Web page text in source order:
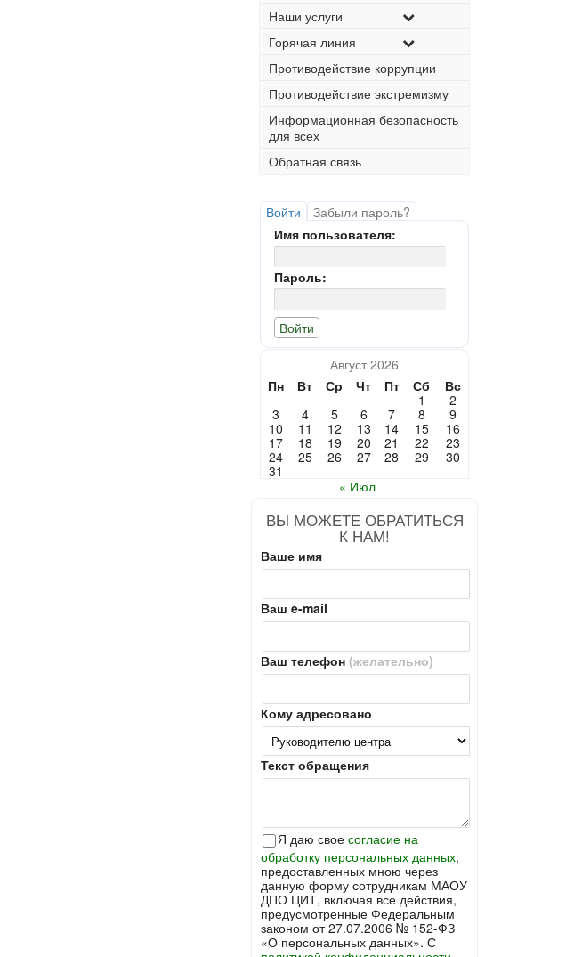
Наши услуги
Горячая линия
Противодействие коррупции
Противодействие экстремизму
Информационная безопасность
для всех
Обратная связь
Войти
Забыли пароль?
Имя пользователя:
Пароль:
Август 2026
Пн
Вт Ср Чт Пт Сб
Вс
1
2
3
4 5 6 7 8
9
10
11 12 13 14 15
16
17
18 19 20 21 22
23
24
25 26 27 28 29
30
31
« Июл
ВЫ МОЖЕТЕ ОБРАТИТЬСЯ
К НАМ!
Ваше имя
Ваш e-mail
Ваш телефон (желательно)
Кому адресовано
Текст обращения
Я даю свое согласие на
обработку персональных данных,
предоставленных мною через
данную форму сотрудникам МАОУ
ДПО ЦИТ, включая все действия,
предусмотренные Федеральным
законом от 27.07.2006 № 152-ФЗ
«О персональных данных». С